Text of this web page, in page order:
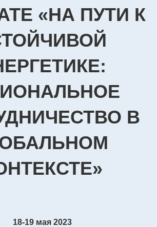
«НА ПУТИ К
В
18-19 мая 2023